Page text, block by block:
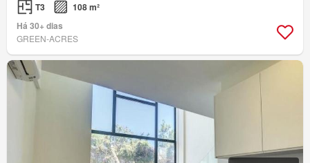
T3
108 m²
Há 30+ dias
GREEN-ACRES